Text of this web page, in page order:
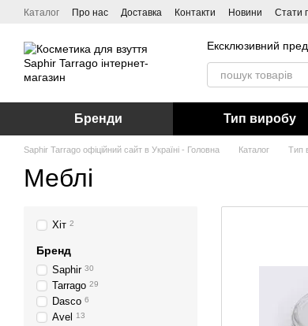
Перейти до основного контенту
Каталог Про нас Доставка Контакти Новини Стати
Ексклюзивний
Бренди Тип виробу
Saphir Tarrago офіційний сайт в Україні - Головна Каталог Тип
Меблі
Хіт 2
Бренд
Saphir 30
Tarrago 29
Dasco 6
Avel 13